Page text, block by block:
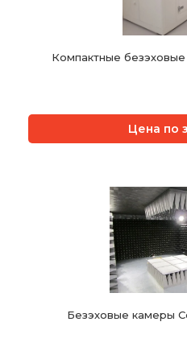
Компактные
Цена по
Безэховые камеры